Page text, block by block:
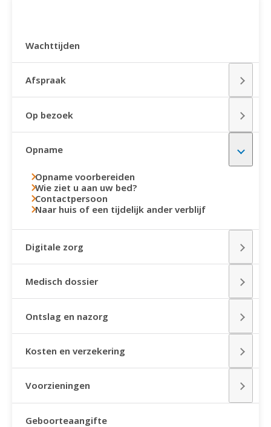
Wachttijden
Afspraak
Op bezoek
Opname
Opname voorbereiden
Wie ziet u aan uw bed?
Contactpersoon
Naar huis of een tijdelijk ander verblijf
Digitale zorg
Medisch dossier
Ontslag en nazorg
Kosten en verzekering
Voorzieningen
Geboorteaangifte